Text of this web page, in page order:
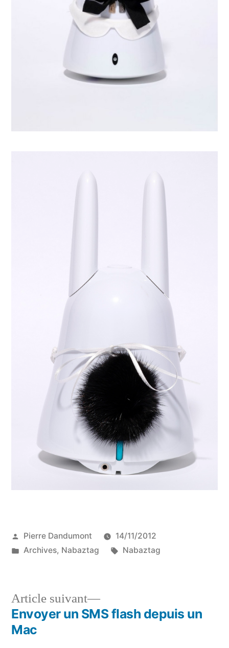
Publié
par
Pierre Dandumont
14/11/2012
Publié
Archives, Nabaztag Étiquettes :
Nabaztag
Navigation
Article suivant
Article
suivant :
Envoyer un SMS flash depuis un
Mac